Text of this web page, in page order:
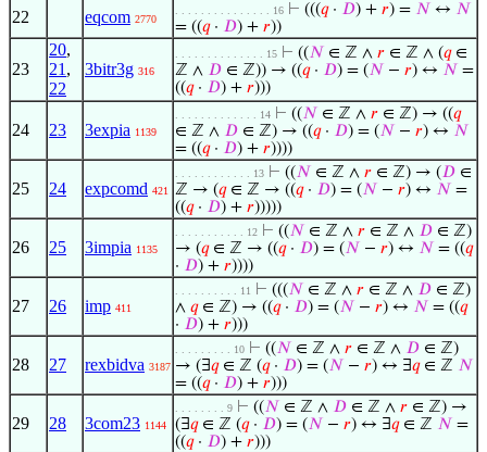
22 eqcom 2770
. . . . . . . . . . . . . . . 16 ⊢ (((𝑞· 𝐷) + 𝑟) = 𝑁 ↔ 𝑁
= ((𝑞· 𝐷) + 𝑟))
23
20,
21 ,
22
3bitr3g 316
. . . . . . . . . . . . . . 15 ⊢ ((𝑁 ∈ ℤ ∧ 𝑟 ∈ ℤ ∧ (𝑞∈
ℤ ∧ 𝐷 ∈ ℤ)) → ((𝑞· 𝐷) = (𝑁 − 𝑟) ↔ 𝑁 =
((𝑞· 𝐷) + 𝑟)))
24 23 3expia 1139
. . . . . . . . . . . . . 14 ⊢ ((𝑁 ∈ ℤ ∧ 𝑟 ∈ ℤ) → ((𝑞
∈ ℤ ∧ 𝐷 ∈ ℤ) → ((𝑞· 𝐷) = (𝑁 − 𝑟) ↔ 𝑁
= ((𝑞· 𝐷) + 𝑟))))
25 24 expcomd 421
. . . . . . . . . . . . 13 ⊢ ((𝑁 ∈ ℤ ∧ 𝑟 ∈ ℤ) → (𝐷 ∈
ℤ → (𝑞∈ ℤ → ((𝑞· 𝐷) = (𝑁 − 𝑟) ↔ 𝑁 =
((𝑞· 𝐷) + 𝑟)))))
26 25 3impia 1135
. . . . . . . . . . . 12 ⊢ ((𝑁 ∈ ℤ ∧ 𝑟 ∈ ℤ ∧ 𝐷 ∈ ℤ)
→ (𝑞∈ ℤ → ((𝑞· 𝐷) = (𝑁 − 𝑟) ↔ 𝑁 = ((𝑞
· 𝐷) + 𝑟))))
27 26 imp 411
. . . . . . . . . . 11 ⊢ (((𝑁 ∈ ℤ ∧ 𝑟 ∈ ℤ ∧ 𝐷 ∈ ℤ)
∧ 𝑞∈ ℤ) → ((𝑞· 𝐷) = (𝑁 − 𝑟) ↔ 𝑁 = ((𝑞
· 𝐷) + 𝑟)))
28 27 rexbidva 3187
. . . . . . . . . 10 ⊢ ((𝑁 ∈ ℤ ∧ 𝑟 ∈ ℤ ∧ 𝐷 ∈ ℤ)
→ (∃𝑞∈ ℤ (𝑞· 𝐷) = (𝑁 − 𝑟) ↔ ∃𝑞∈ ℤ 𝑁
= ((𝑞· 𝐷) + 𝑟)))
29 28 3com23 1144
. . . . . . . . 9 ⊢ ((𝑁 ∈ ℤ ∧ 𝐷 ∈ ℤ ∧ 𝑟 ∈ ℤ) →
(∃𝑞∈ ℤ (𝑞· 𝐷) = (𝑁 − 𝑟) ↔ ∃𝑞∈ ℤ 𝑁 =
((𝑞· 𝐷) + 𝑟)))